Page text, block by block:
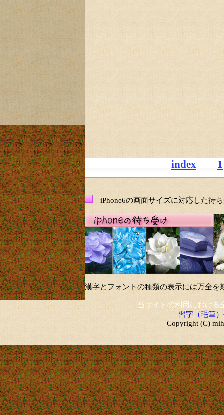
index 1
iPhone6の画面サイズに対応した待
漢字とフォントの種類の表示には万全
当サイトの利用における
習字（毛筆
Copyright (C)